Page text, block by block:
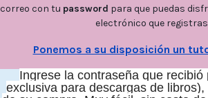
correo con tu password para que puedas
electrónico que
Ponemos a su disposición un
Ingrese la contraseña que
exclusiva para descargas de